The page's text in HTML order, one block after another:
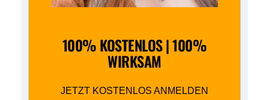
100% KOSTENLOS | 100%
WIRKSAM
JETZT KOSTENLOS ANMELDEN